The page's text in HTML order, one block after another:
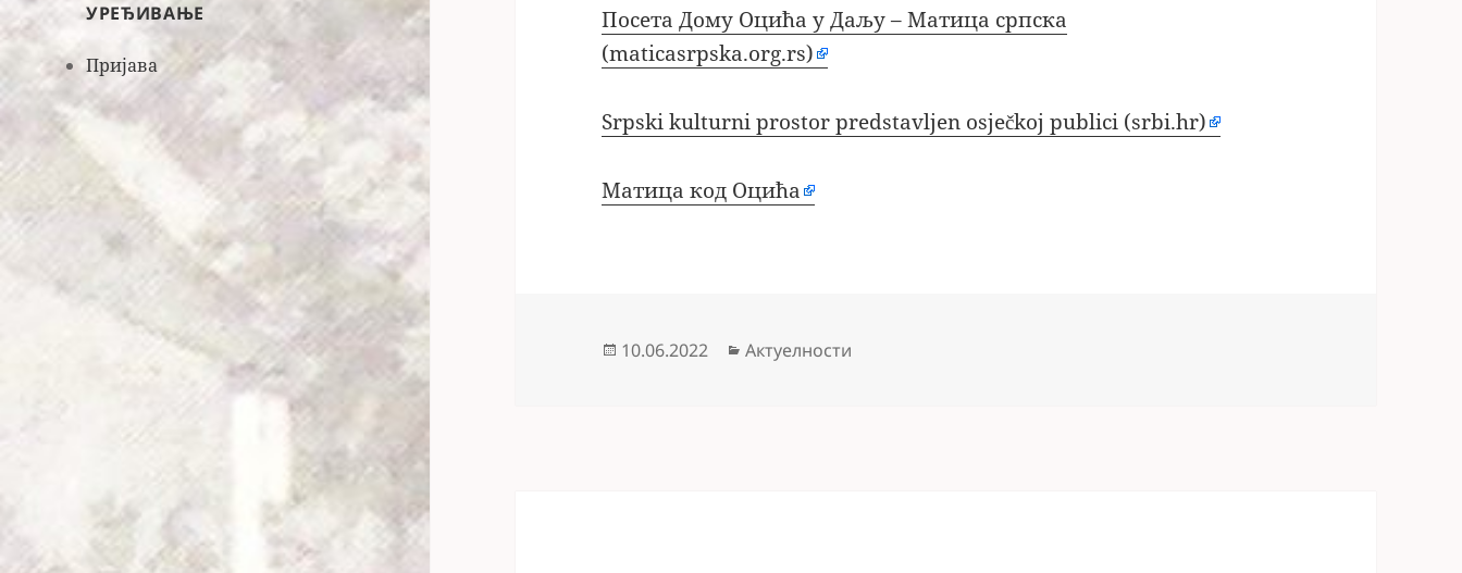
УРЕЂИВАЊЕ
Пријава
Посета Дому Оцића у Даљу – Матица српска
(maticasrpska.org.rs)
Srpski kulturni prostor predstavljen osječkoj publici (srbi.hr)
Матица код Оцића
Објављено
10.06.2022 Категорије
Актуелности